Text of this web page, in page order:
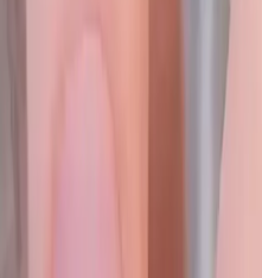
Tırnakların yapımında
yapışkanın ömrünün daha uzun
kısımların sertliği nedeniyle